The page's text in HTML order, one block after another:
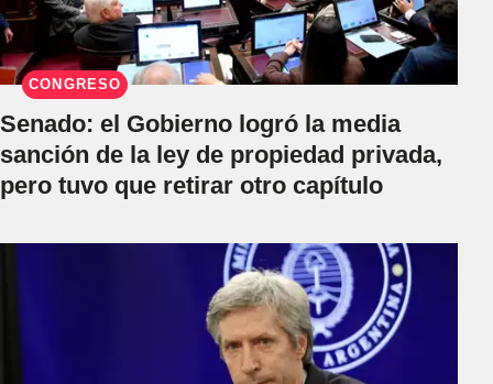
CONGRESO
Senado: el Gobierno logró la media
sanción de la ley de propiedad privada,
pero tuvo que retirar otro capítulo